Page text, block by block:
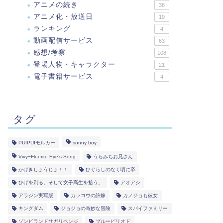
アニメの続き 38
アニメ化・放送日 19
ランキング 4
動画配信サービス 63
感想/考察 108
登場人物・キャラクター 21
電子書籍サービス 4
タグ
PUIPUIモルカー sonny boy
Vivy−Fluorite Eye’s Song うらみちお兄さん
かげきしょうじょ！！ ひぐらしのなく頃に卒
ひげを剃る。そして女子高生を拾う。 アオアシ
アラジン実写版 カッコウの許嫁 カノジョも彼女
キングダム ジョジョの奇妙な冒険 スパイファミリー
ゾンビランドサガリベンジ ブルーピリオド